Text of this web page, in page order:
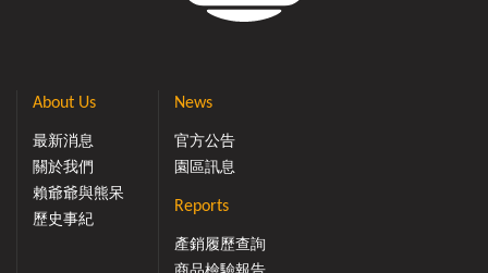
About Us
最新消息
關於我們
賴爺爺與熊呆
歷史事紀
News
官方公告
園區訊息
Reports
產銷履歷查詢